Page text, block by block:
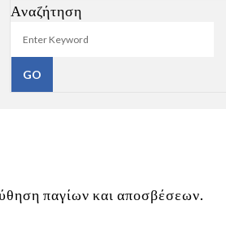
Αναζήτηση
παγίων και αποσβέσεων.